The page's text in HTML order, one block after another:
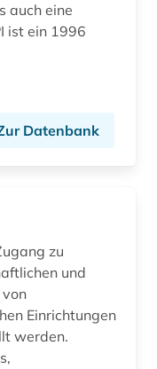
auch eine
Datenbank
zu
und
Einrichtungen
werden.